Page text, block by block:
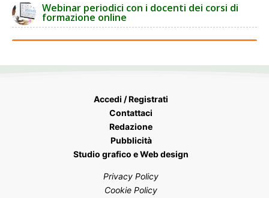
Webinar periodici con i docenti dei corsi di
formazione online
Accedi / Registrati
Contattaci
Redazione
Pubblicità
Studio grafico e Web design
Privacy Policy
Cookie Policy